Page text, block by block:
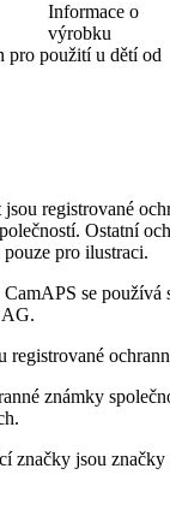
Informace o
výrobku
pro použití u dětí od
registrované
Ostatní
pro ilustraci.
se používá
AG.
známky
značky jsou